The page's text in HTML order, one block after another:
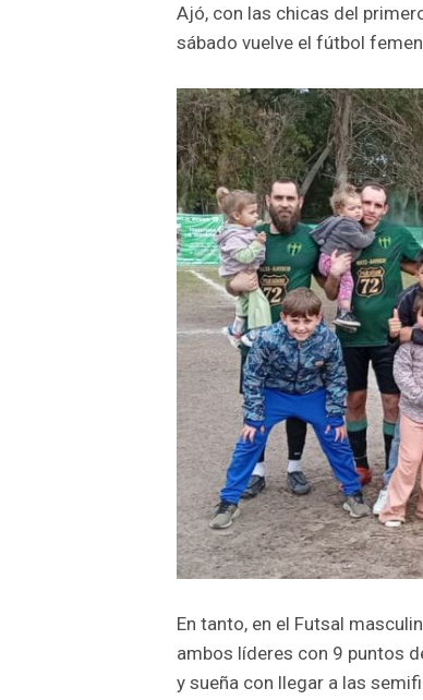
Ajó, con las chicas del
sábado vuelve el fútbol
En tanto, en el Futsal
ambos líderes con 9 puntos
y sueña con llegar a las